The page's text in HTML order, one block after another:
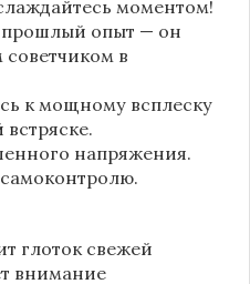
моментом!
прошлый опыт — он
в
к мощному всплеску
напряжения.
глоток свежей
внимание